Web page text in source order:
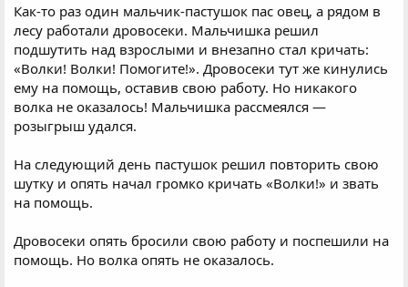
Как-то раз один мальчик-пастушок пас овец, а рядом в
лесу работали дровосеки. Мальчишка решил
подшутить над взрослыми и внезапно стал кричать:
«Волки! Волки! Помогите!». Дровосеки тут же кинулись
ему на помощь, оставив свою работу. Но никакого
волка не оказалось! Мальчишка рассмеялся —
розыгрыш удался.
На следующий день пастушок решил повторить свою
шутку и опять начал громко кричать «Волки!» и звать
на помощь.
Дровосеки опять бросили свою работу и поспешили на
помощь. Но волка опять не оказалось.